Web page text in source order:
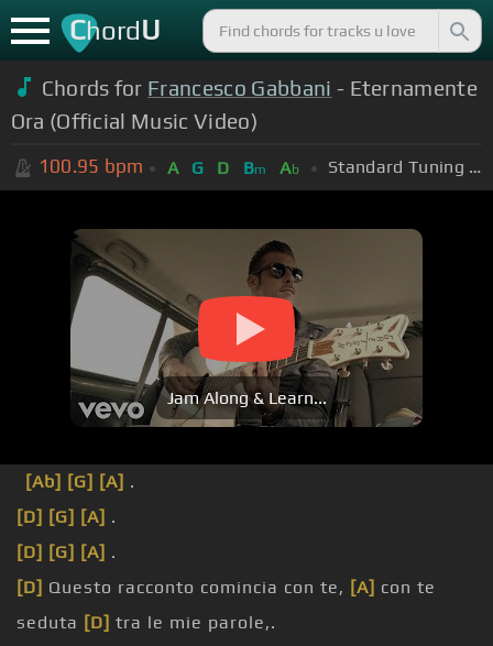
ChordU
Chords for Francesco Gabbani - Eternamente
Ora (Official Music Video)
100.95 bpm A G D Bm Ab Standard Tuning (EADGBE)
Jam Along & Learn...
[Ab] [G] [A] .
[D] [G] [A] .
[D] [G] [A] .
[D] Questo racconto comincia con te, [A] con te
seduta [D] tra le mie parole,.